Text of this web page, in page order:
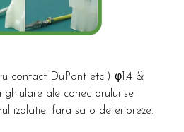
contact DuPont etc.) φ1.4 &
ale conectorului se
izolatiei fara sa o deterioreze.